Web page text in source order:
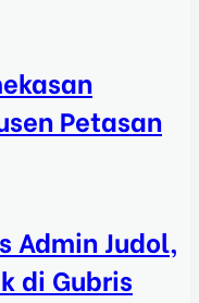
Petasan
Admin Judol,
di Gubris